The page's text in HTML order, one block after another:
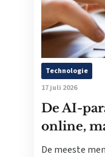
Technologie
17 juli 2026
De AI-
online,
De meeste